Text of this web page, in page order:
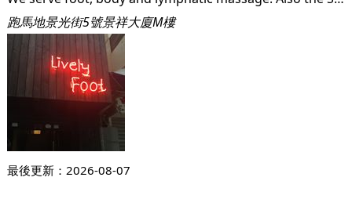
跑馬地景光街5號景祥大廈M樓
最後更新： 2026-08-07